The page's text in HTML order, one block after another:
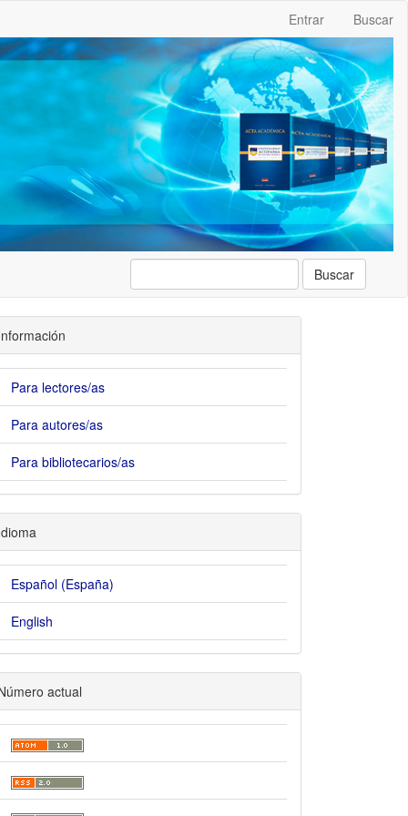
Entrar Buscar
Buscar
Para lectores/as
Para autores/as
Para bibliotecarios/as
Español (España)
English
actual